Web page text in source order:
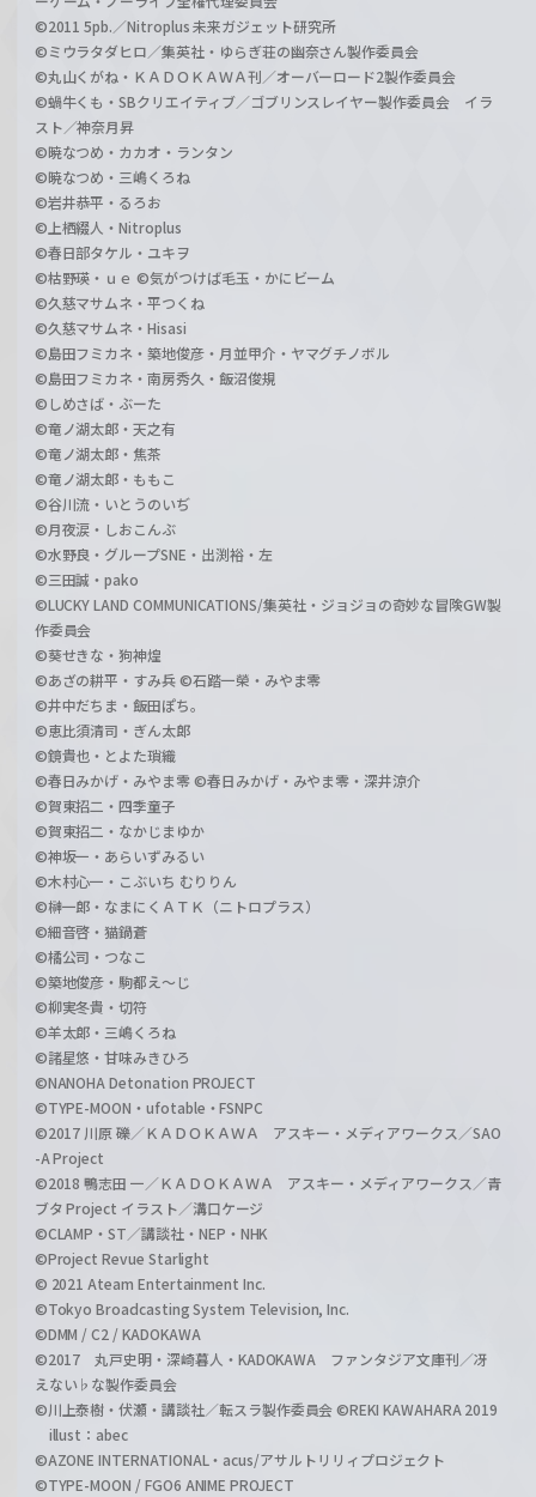
©2011 5pb.／Nitroplus 未来ガジェット研究所
©ミウラタダヒロ／集英社・ゆらぎ荘の幽奈さん製作委員会
©丸山くがね・ＫＡＤＯＫＡＷＡ刊／オーバーロード2製作委員会
©蝸牛くも・SBクリエイティブ／ゴブリンスレイヤー製作委員会 イラ
スト／神奈月昇
©暁なつめ・カカオ・ランタン
©暁なつめ・三嶋くろね
©岩井恭平・るろお
©上栖綴人・Nitroplus
©春日部タケル・ユキヲ
©枯野瑛・ｕｅ ©気がつけば毛玉・かにビーム
©久慈マサムネ・平つくね
©久慈マサムネ・Hisasi
©島田フミカネ・築地俊彦・月並甲介・ヤマグチノボル
©島田フミカネ・南房秀久・飯沼俊規
©しめさば・ぶーた
©竜ノ湖太郎・天之有
©竜ノ湖太郎・焦茶
©竜ノ湖太郎・ももこ
©谷川流・いとうのいぢ
©月夜涙・しおこんぶ
©水野良・グループSNE・出渕裕・左
©三田誠・pako
©LUCKY LAND COMMUNICATIONS/集英社・ジョジョの奇妙な冒険GW製
作委員会
©葵せきな・狗神煌
©あざの耕平・すみ兵 ©石踏一榮・みやま零
©井中だちま・飯田ぽち。
©恵比須清司・ぎん太郎
©鏡貴也・とよた瑣織
©春日みかげ・みやま零 ©春日みかげ・みやま零・深井涼介
©賀東招二・四季童子
©賀東招二・なかじまゆか
©神坂一・あらいずみるい
©木村心一・こぶいち むりりん
©榊一郎・なまにくＡＴＫ（ニトロプラス）
©細音啓・猫鍋蒼
©橘公司・つなこ
©築地俊彦・駒都え～じ
©柳実冬貴・切符
©羊太郎・三嶋くろね
©諸星悠・甘味みきひろ
©NANOHA Detonation PROJECT
©TYPE-MOON・ufotable・FSNPC
©2017 川原 礫／ＫＡＤＯＫＡＷＡ アスキー・メディアワークス／SAO
-A Project
©2018 鴨志田 一／ＫＡＤＯＫＡＷＡ アスキー・メディアワークス／青
ブタ Project イラスト／溝口ケージ
©CLAMP・ST／講談社・NEP・NHK
©Project Revue Starlight
© 2021 Ateam Entertainment Inc.
©Tokyo Broadcasting System Television, Inc.
©DMM / C2 / KADOKAWA
©2017 丸戸史明・深崎暮人・KADOKAWA ファンタジア文庫刊／冴
えない♭な製作委員会
©川上泰樹・伏瀬・講談社／転スラ製作委員会 ©REKI KAWAHARA 2019
illust：abec
©AZONE INTERNATIONAL・acus/アサルトリリィプロジェクト
©TYPE-MOON / FGO6 ANIME PROJECT